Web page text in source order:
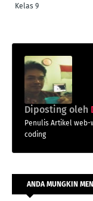
Kelas 9
Diposting oleh
Penulis Artikel
coding
ANDA MUNGKIN